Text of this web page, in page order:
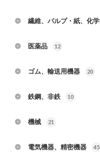
繊維、パルプ・紙、化学
医薬品 12
ゴム、輸送用機器 20
鉄鋼、非鉄 10
機械 21
電気機器、精密機器 45